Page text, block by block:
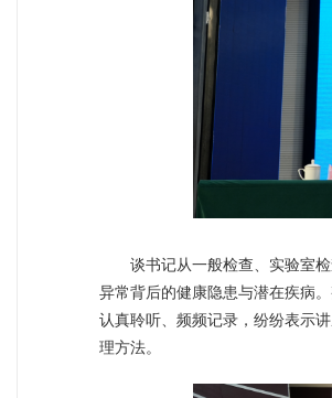
谈书记从一般检查、实验室
异常背后的健康隐患与潜在疾病
认真聆听、频频记录，纷纷表示
理方法。